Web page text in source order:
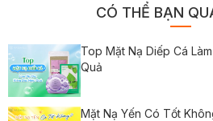
CÓ THỂ BẠN
Top Mặt Nạ Diếp Cá
Quả
Mặt Nạ Yến Có Tốt